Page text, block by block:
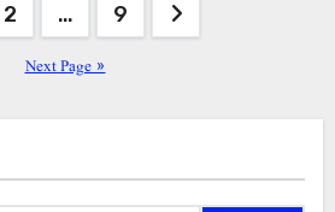
2 …
9
Next Page »